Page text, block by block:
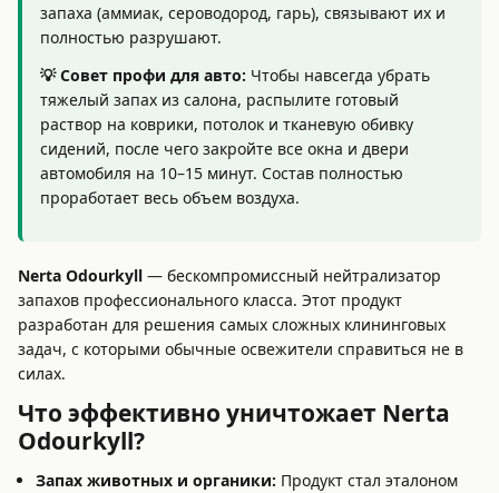
запаха (аммиак, сероводород, гарь), связывают их и
полностью разрушают.
💡 Совет профи для авто: Чтобы навсегда убрать
тяжелый запах из салона, распылите готовый
раствор на коврики, потолок и тканевую обивку
сидений, после чего закройте все окна и двери
автомобиля на 10–15 минут. Состав полностью
проработает весь объем воздуха.
Nerta Odourkyll — бескомпромиссный нейтрализатор
запахов профессионального класса. Этот продукт
разработан для решения самых сложных клининговых
задач, с которыми обычные освежители справиться не в
силах.
Что эффективно уничтожает Nerta
Odourkyll?
Запах животных и органики: Продукт стал эталоном